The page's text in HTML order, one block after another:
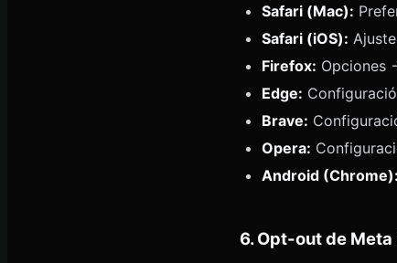
Safari (Mac):
Safari (iOS):
Firefox: Opciones
Edge:
Brave:
Opera:
Android (Chrome):
6. Opt-out de Meta